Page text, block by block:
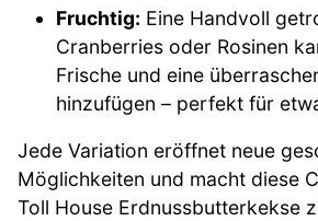
Fruchtig: Eine Handvoll
Cranberries oder Rosinen
Frische und eine
hinzufügen – perfekt für
Jede Variation eröffnet neue
Möglichkeiten und macht diese
Toll House Erdnussbutterkekse